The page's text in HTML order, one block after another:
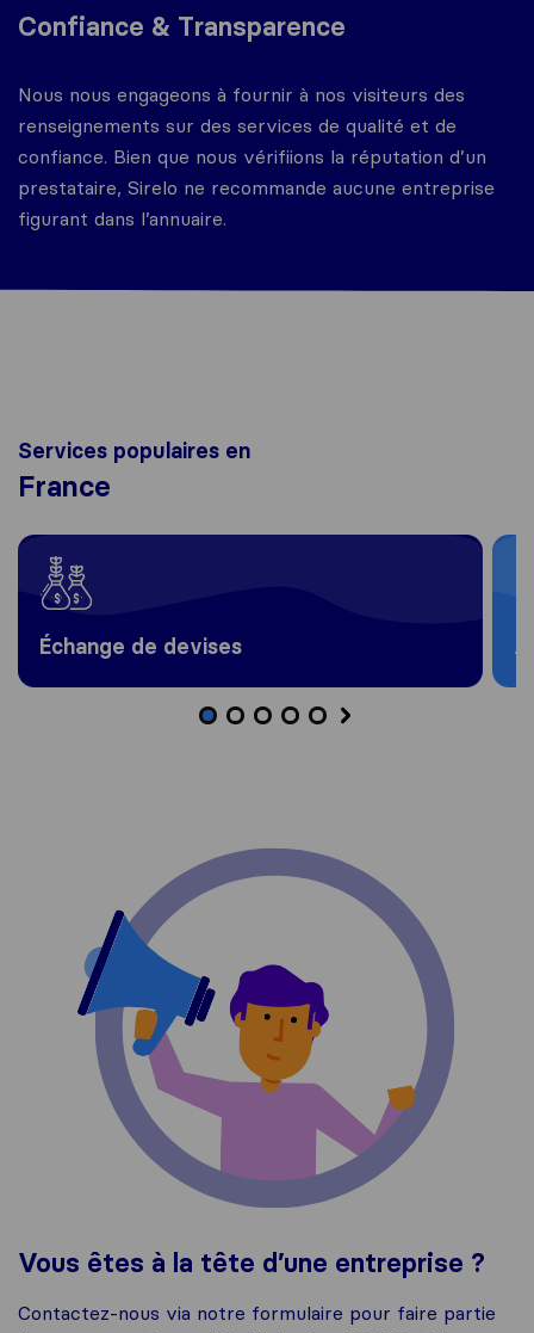
Confiance & Transparence
Nous nous engageons à fournir à nos visiteurs des
renseignements sur des services de qualité et de
confiance. Bien que nous vérifiions la réputation d’un
prestataire, Sirelo ne recommande aucune entreprise
figurant dans l’annuaire.
Services populaires en
France
Échange de devises
Vous êtes à la tête d’une entreprise ?
Contactez-nous via notre formulaire pour faire partie